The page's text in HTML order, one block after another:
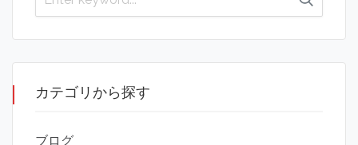
カテゴリから探す
ブログ